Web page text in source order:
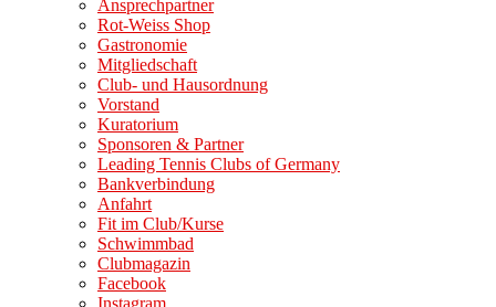
Ansprechpartner
Rot-Weiss Shop
Gastronomie
Mitgliedschaft
Club- und Hausordnung
Vorstand
Kuratorium
Sponsoren & Partner
Leading Tennis Clubs of Germany
Bankverbindung
Anfahrt
Fit im Club/Kurse
Schwimmbad
Clubmagazin
Facebook